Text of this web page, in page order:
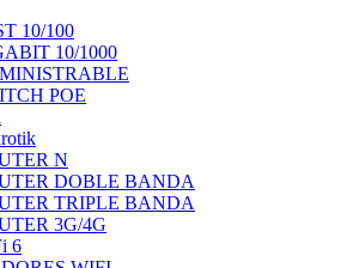
10/100
10/1000
POE
N
DOBLE BANDA
TRIPLE BANDA
3G/4G
6